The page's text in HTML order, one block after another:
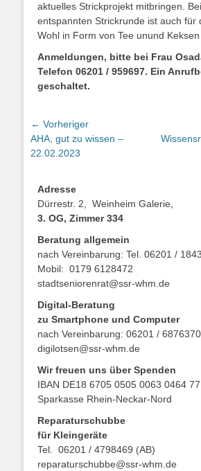
aktuelles Strickprojekt mitbringen.
entspannten Strickrunde ist auch für
Wohl in Form von Tee unund Keksen
Anmeldungen, bitte bei Frau
Telefon 06201 / 959697. Ein
geschaltet.
Beitragsnavigation
← Vorheriger
Vorheriger
Beitrag:
AHA, gut zu wissen –
22.02.2023
Nächster
Adresse
Dürrestr. 2, Weinheim Galerie,
3. OG, Zimmer 334
Beratung allgemein
nach Vereinbarung: Tel. 06201 /
Mobil: 0179 6128472
stadtseniorenrat@ssr-whm.de
Digital-Beratung
zu Smartphone und Computer
nach Vereinbarung: 06201 /
digilotsen@ssr-whm.de
Wir freuen uns über Spenden
IBAN DE18 6705 0505 0063 0464 77
Sparkasse Rhein-Neckar-Nord
Reparaturschubbe
für Kleingeräte
Tel. 06201 / 4798469 (AB)
reparaturschubbe@ssr-whm.de